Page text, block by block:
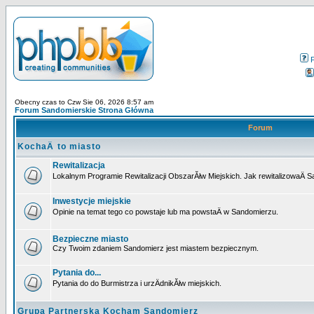
Obecny czas to Czw Sie 06, 2026 8:57 am
Forum Sandomierskie Strona Główna
Forum
KochaÄ to miasto
Rewitalizacja
Lokalnym Programie Rewitalizacji ObszarĂłw Miejskich. Jak rewitalizowaÄ
Inwestycje miejskie
Opinie na temat tego co powstaje lub ma powstaÄ w Sandomierzu.
Bezpieczne miasto
Czy Twoim zdaniem Sandomierz jest miastem bezpiecznym.
Pytania do...
Pytania do do Burmistrza i urzÄdnikĂłw miejskich.
Grupa Partnerska Kocham Sandomierz